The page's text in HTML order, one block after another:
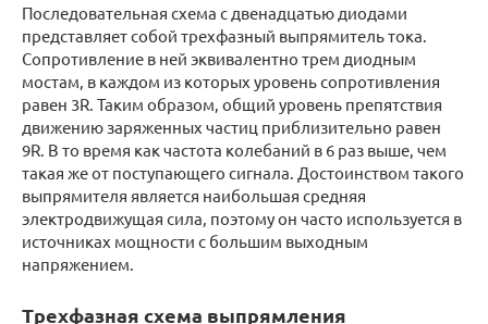
Последовательная схема с двенадцатью диодами
представляет собой трехфазный выпрямитель тока.
Сопротивление в ней эквивалентно трем диодным
мостам, в каждом из которых уровень сопротивления
равен 3R. Таким образом, общий уровень препятствия
движению заряженных частиц приблизительно равен
9R. В то время как частота колебаний в 6 раз выше, чем
такая же от поступающего сигнала. Достоинством такого
выпрямителя является наибольшая средняя
электродвижущая сила, поэтому он часто используется в
источниках мощности с большим выходным
напряжением.
Трехфазная схема выпрямления